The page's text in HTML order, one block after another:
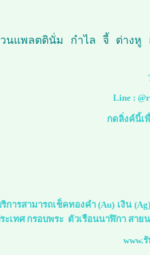
นแพลตตินั่ม กำไล จี้ ต่างหู
Line :
กดลิ่งค์นี้เ
การสามารถเช็คทองคำ (Au) เงิน
ะเทศ กรอบพระ ตัวเรือนนาฬิกา สา
www.